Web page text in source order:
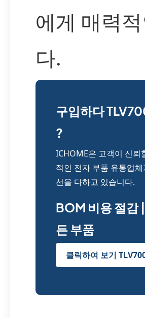
에게 매력
다.
구입하다
?
ICHOME은 고객이 신뢰
적인 전자 부품 유통업
선을 다하고 있습니다.
BOM 비용 절감
든 부품
클릭하여 보기